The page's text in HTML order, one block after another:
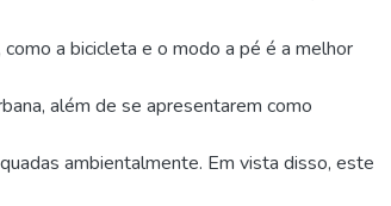
a bicicleta e o modo a pé é a melhor
além de se apresentarem como
ambientalmente. Em vista disso, este